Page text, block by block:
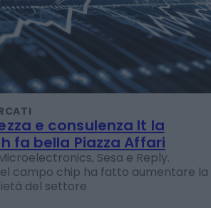
e consulenza It la
fa bella Piazza Affari
Sesa e Reply.
campo chip ha fatto aumentare la
del settore